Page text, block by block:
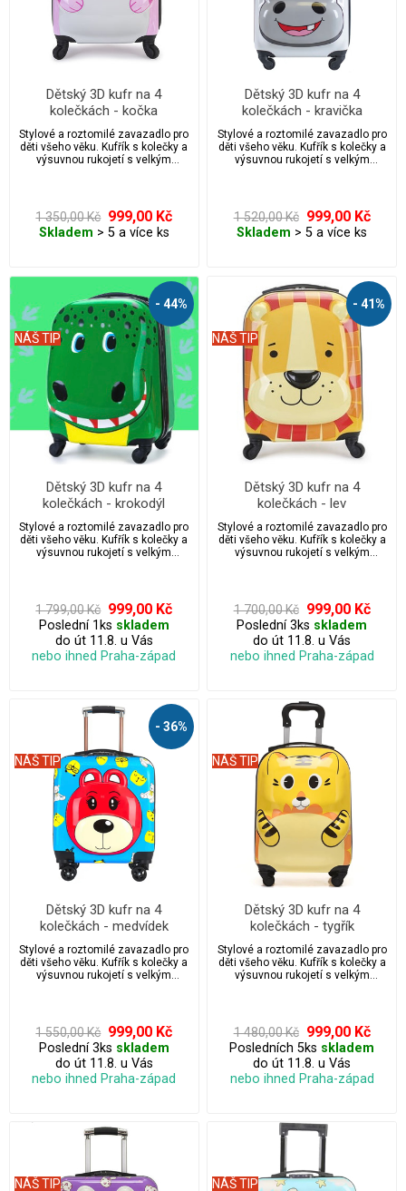
Dětský 3D kufr na 4
kolečkách - kočka
Stylové a roztomilé zavazadlo pro
děti všeho věku. Kufřík s kolečky a
výsuvnou rukojetí s velkým
1 350,00 Kč 999,00 Kč
Skladem > 5 a více ks
Dětský 3D kufr na 4
kolečkách - kravička
Stylové a roztomilé zavazadlo pro
děti všeho věku. Kufřík s kolečky a
výsuvnou rukojetí s velkým
1 520,00 Kč 999,00 Kč
Skladem > 5 a více ks
- 44%
NÁŠ TIP
Dětský 3D kufr na 4
kolečkách - krokodýl
Stylové a roztomilé zavazadlo pro
děti všeho věku. Kufřík s kolečky a
výsuvnou rukojetí s velkým
1 799,00 Kč 999,00 Kč
Poslední 1ks skladem
do út 11.8. u Vás
nebo ihned Praha-západ
- 41%
NÁŠ TIP
Dětský 3D kufr na 4
kolečkách - lev
Stylové a roztomilé zavazadlo pro
děti všeho věku. Kufřík s kolečky a
výsuvnou rukojetí s velkým
1 700,00 Kč 999,00 Kč
Poslední 3ks skladem
do út 11.8. u Vás
nebo ihned Praha-západ
- 36%
NÁŠ TIP
Dětský 3D kufr na 4
kolečkách - medvídek
Stylové a roztomilé zavazadlo pro
děti všeho věku. Kufřík s kolečky a
výsuvnou rukojetí s velkým
1 550,00 Kč 999,00 Kč
Poslední 3ks skladem
do út 11.8. u Vás
nebo ihned Praha-západ
NÁŠ TIP
Dětský 3D kufr na 4
kolečkách - tygřík
Stylové a roztomilé zavazadlo pro
děti všeho věku. Kufřík s kolečky a
výsuvnou rukojetí s velkým
1 480,00 Kč 999,00 Kč
Posledních 5ks skladem
do út 11.8. u Vás
nebo ihned Praha-západ
NÁŠ TIP NÁŠ TIP